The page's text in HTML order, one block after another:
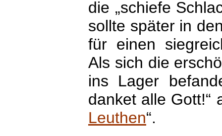
die „schiefe
sollte später in
für einen
Als sich die
ins Lager
danket alle Gott!“
Leuthen“.